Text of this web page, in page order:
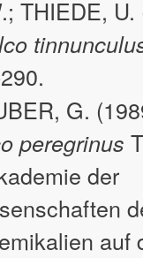
THIEDE,
G.
peregrinus
der
auf